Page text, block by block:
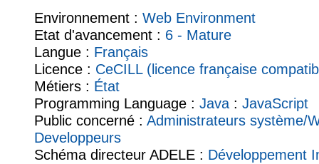
Environnement : Web Environment
Etat d'avancement : 6 - Mature
Langue : Français
Licence : CeCILL (licence française
Métiers : État
Programming Language : Java: JavaScript
Public concerné : Administrateurs système/
Developpeurs
Schéma directeur ADELE : Développement